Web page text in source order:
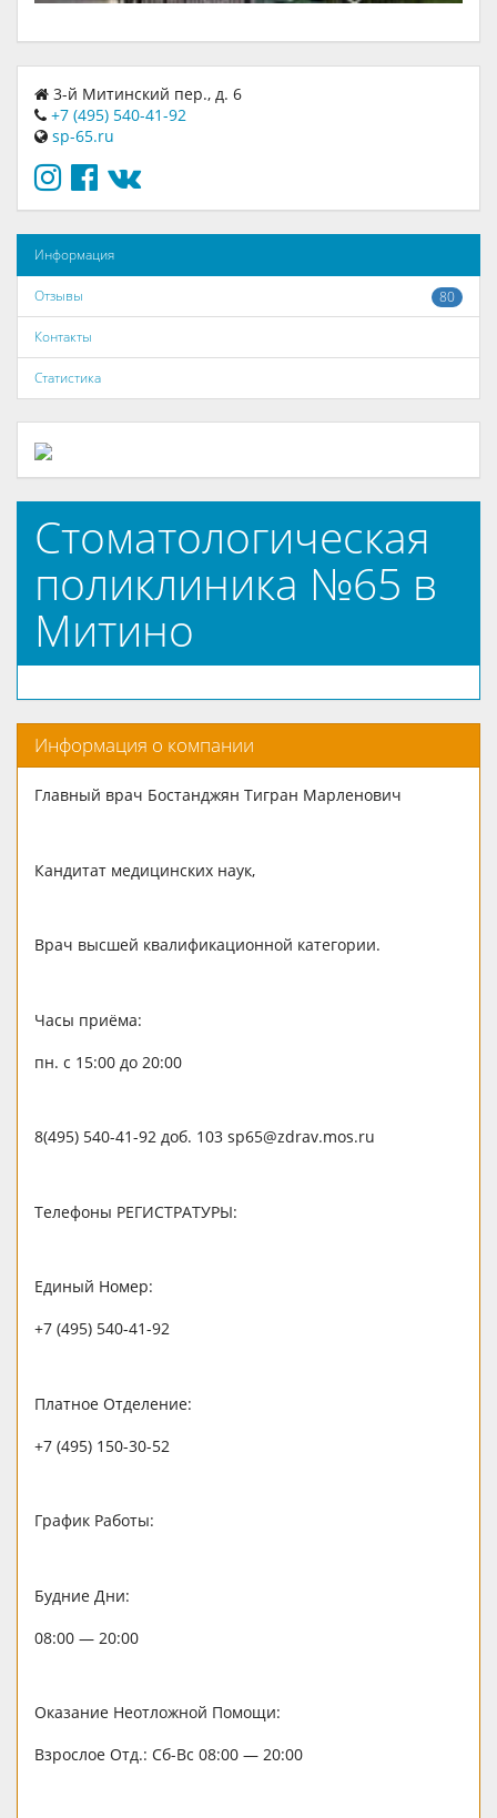
3-й Митинский пер., д. 6
+7 (495) 540-41-92
sp-65.ru
Информация
80
Отзывы
Контакты
Статистика
Стоматологическая
поликлиника №65 в
Митино
Информация о компании
Главный врач Бостанджян Тигран Марленович
Кандитат медицинских наук,
Врач высшей квалификационной категории.
Часы приёма:
пн. с 15:00 до 20:00
8(495) 540-41-92 доб. 103 sp65@zdrav.mos.ru
Телефоны РЕГИСТРАТУРЫ:
Единый Номер:
+7 (495) 540-41-92
Платное Отделение:
+7 (495) 150-30-52
График Работы:
Будние Дни:
08:00 — 20:00
Оказание Неотложной Помощи:
Взрослое Отд.: Сб-Вс 08:00 — 20:00